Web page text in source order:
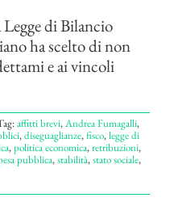
Legge di Bilancio
ha scelto di non
e ai vincoli
affitti brevi,Andrea Fumagalli,
,diseguaglianze,fisco,legge di
,politica economica,retribuzioni,
pubblica,stabilità,stato sociale,